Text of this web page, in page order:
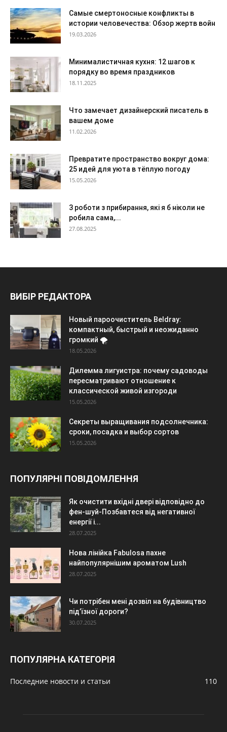
Самые смертоносные конфликты в
истории человечества: Обзор жертв войн
19.03.2026
Минималистичная кухня: 12 шагов к
порядку во время праздников
18.11.2025
Что замечает дизайнерский писатель в
вашем доме
11.02.2026
Превратите пространство вокруг дома:
25 идей для уюта в тёплую погоду
15.05.2026
3 роботи з прибирання, які я б ніколи не
робила сама,...
27.08.2025
ВИБІР РЕДАКТОРА
Новый пароочиститель Beldray:
компактный, быстрый и неожиданно
громкий 🌪️
18.05.2026
Дилемма лигуистра: почему садоводы
пересматривают отношение к
классической живой изгороди
15.05.2026
Секреты выращивания подсолнечника:
сроки, посадка и выбор сортов
15.05.2026
ПОПУЛЯРНІ ПОВІДОМЛЕННЯ
Як очистити вхідні двері відповідно до
фен-шуй-Позбавтеся від негативної
енергії і...
28.07.2025
Нова лінійка Fabulosa пахне
найпопулярнішим ароматом Lush
28.07.2025
Чи потрібен мені дозвіл на будівництво
під’їзної дороги?
30.07.2025
ПОПУЛЯРНА КАТЕГОРІЯ
Последние новости и статьи 110